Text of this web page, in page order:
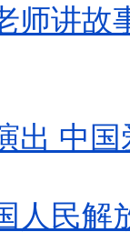
讲故
出 中
人民解